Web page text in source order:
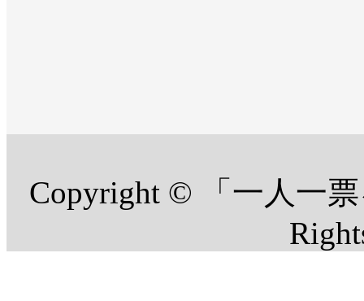
Copyright © 「一人一